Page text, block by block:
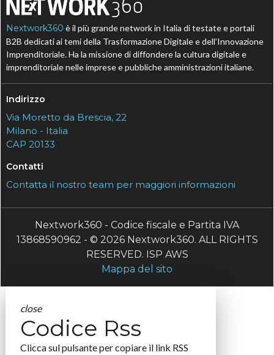
Nextwork360 è il più grande network in Italia di testate e portali
B2B dedicati ai temi della Trasformazione Digitale e dell’Innovazione
Imprenditoriale. Ha la missione di diffondere la cultura digitale e
imprenditoriale nelle imprese e pubbliche amministrazioni italiane.
Indirizzo
Via Moretto da Brescia, 22
Milano - Italia
CAP 20133
Contatti
Contatta il nostro team per maggiori informazioni
Nextwork360 - Codice fiscale e Partita IVA
13868590962 - © 2026 Nextwork360. ALL RIGHTS
RESERVED. ISP AWS
Mappa del sito
close
Codice Rss
Clicca sul pulsante per copiare il link RSS